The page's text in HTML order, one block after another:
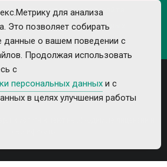
материалов сайта
персональных данных
и услуги имеют необходимые лицензии и
для анализа
Это позволяет собирать
данные о вашем поведении с
Продолжая использовать
с
персональных данных и с
в целях улучшения работы